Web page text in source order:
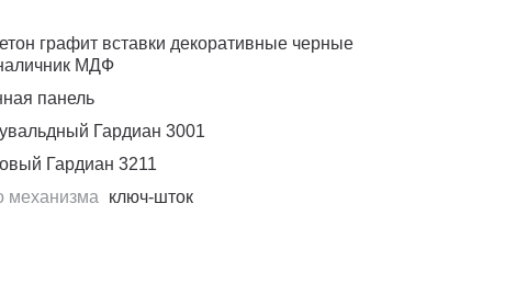
графит вставки декоративные черные
МДФ
панель
Гардиан 3001
Гардиан 3211
механизма
ключ-шток